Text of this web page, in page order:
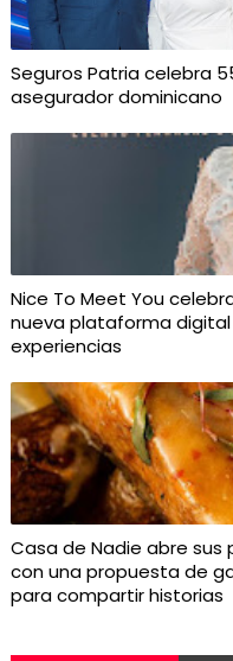
Seguros Patria celebra
asegurador dominicano
Nice To Meet You
nueva plataforma
experiencias
Casa de Nadie abre sus
con una propuesta de
para compartir historias